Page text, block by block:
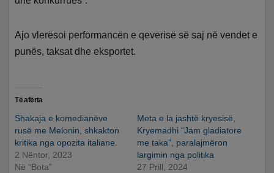
Ajo vlerësoi performancën e qeverisë së saj në vendet e
punës, taksat dhe eksportet.
Të afërta
Shakaja e komedianëve
rusë me Melonin, shkakton
kritika nga opozita italiane.
2 Nëntor, 2023
Në “Bota”
Meta e la jashtë kryesisë,
Kryemadhi “Jam gladiatore
me taka”, paralajmëron
largimin nga politika
27 Prill, 2024